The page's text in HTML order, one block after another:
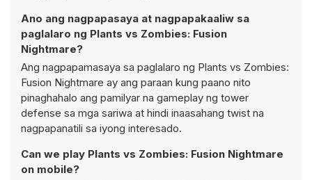
Ano ang nagpapasaya at nagpapakaaliw sa
paglalaro ng Plants vs Zombies: Fusion
Nightmare?
Ang nagpapamasaya sa paglalaro ng Plants vs Zombies:
Fusion Nightmare ay ang paraan kung paano nito
pinaghahalo ang pamilyar na gameplay ng tower
defense sa mga sariwa at hindi inaasahang twist na
nagpapanatili sa iyong interesado.
Can we play Plants vs Zombies: Fusion Nightmare
on mobile?